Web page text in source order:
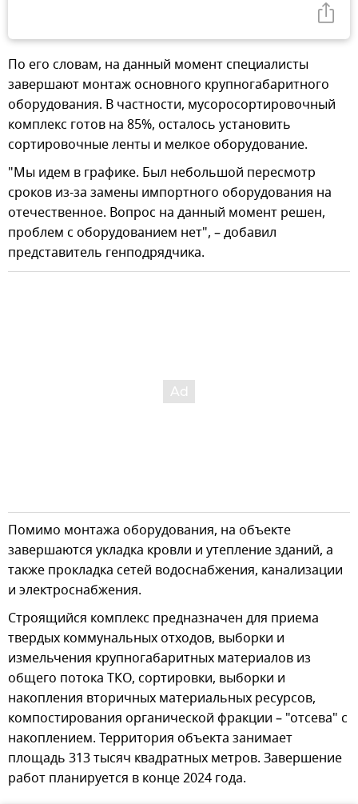
По его словам, на данный момент специалисты
завершают монтаж основного крупногабаритного
оборудования. В частности, мусоросортировочный
комплекс готов на 85%, осталось установить
сортировочные ленты и мелкое оборудование.
"Мы идем в графике. Был небольшой пересмотр
сроков из-за замены импортного оборудования на
отечественное. Вопрос на данный момент решен,
проблем с оборудованием нет", – добавил
представитель генподрядчика.
Помимо монтажа оборудования, на объекте
завершаются укладка кровли и утепление зданий, а
также прокладка сетей водоснабжения, канализации
и электроснабжения.
Строящийся комплекс предназначен для приема
твердых коммунальных отходов, выборки и
измельчения крупногабаритных материалов из
общего потока ТКО, сортировки, выборки и
накопления вторичных материальных ресурсов,
компостирования органической фракции – "отсева" с
накоплением. Территория объекта занимает
площадь 313 тысяч квадратных метров. Завершение
работ планируется в конце 2024 года.